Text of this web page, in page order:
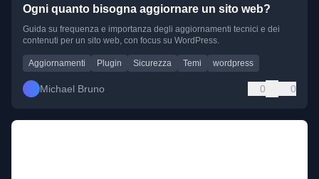
Ogni quanto bisogna aggiornare un sito web?
Guida su frequenza e importanza degli aggiornamenti tecnici e dei
contenuti per un sito web, con focus su WordPress.
Aggiornamenti Plugin Sicurezza Temi wordpress
Michael Bruno 0 0